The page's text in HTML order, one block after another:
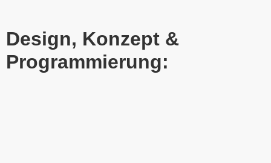
Design, Konzept &
Programmierung: